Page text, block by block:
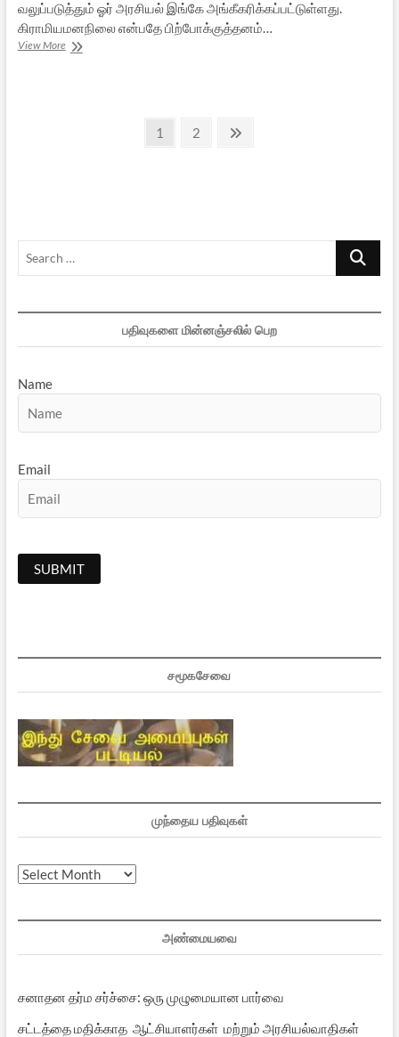
வலுப்படுத்தும் ஓர் அரசியல் இங்கே அங்கீகரிக்கப்பட்டுள்ளது.
கிராமியமனநிலை என்பதே பிற்போக்குத்தனம்…
View Moreகாந்தியின்
Page
1 Page
2
Search
பதிவுகளை மின்னஞ்சலில் பெற
Name
Email
சமூகசேவை
முந்தைய பதிவுகள்
முந்தைய
அண்மையவை
சனாதன தர்ம சர்ச்சை: ஒரு முழுமையான பார்வை
சட்டத்தை மதிக்காத ஆட்சியாளர்கள் மற்றும் அரசியல்வாதிகள்